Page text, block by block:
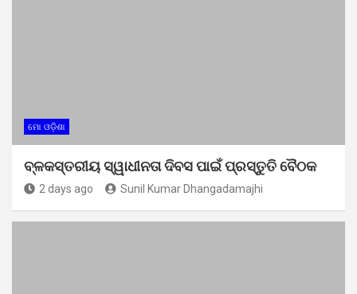
ମୋ ଓଡ଼ିଶା
ବ୍ଳକସ୍ତରୀୟ ସ୍ୱାଧୀନତା ଦିବସ ପାଇଁ ପ୍ରସ୍ତୁତି ବୈଠକ
2 days ago Sunil Kumar Dhangadamajhi